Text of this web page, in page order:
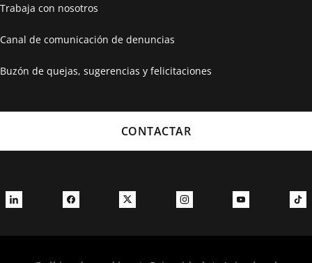
Trabaja con nosotros
Canal de comunicación de denuncias
Buzón de quejas, sugerencias y felicitaciones
CONTACTAR